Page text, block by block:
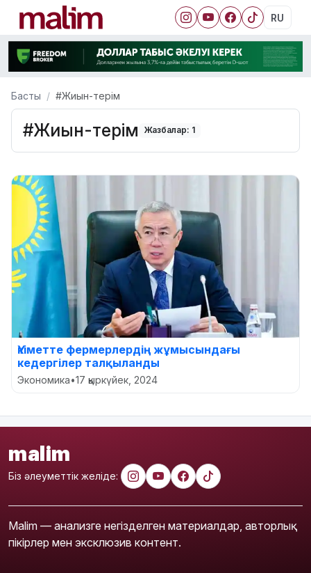
RU
Басты #Жиын-терім
#Жиын-терім Жазбалар: 1
Үкіметте фермерлердің жұмысындағы
кедергілер талқыланды
Экономика•17 қыркүйек, 2024
malim
Біз әлеуметтік желіде:
Malim — анализге негізделген материалдар, авторлық
пікірлер мен эксклюзив контент.